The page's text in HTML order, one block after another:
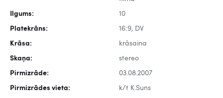
Ilgums: 10
Platekrāns: 16:9, DV
Krāsa: krāsaina
Skaņa: stereo
Pirmizrāde: 03.08.2007
Pirmizrādes vieta: k/t K.Suns